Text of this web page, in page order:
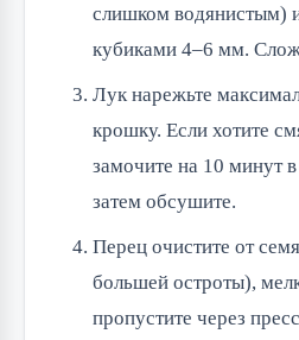
слишком водянистым)
кубиками 4–6 мм.
Лук нарежьте
крошку. Если хотите
замочите на 10 минут
затем обсушите.
Перец очистите от
большей остроты),
пропустите через